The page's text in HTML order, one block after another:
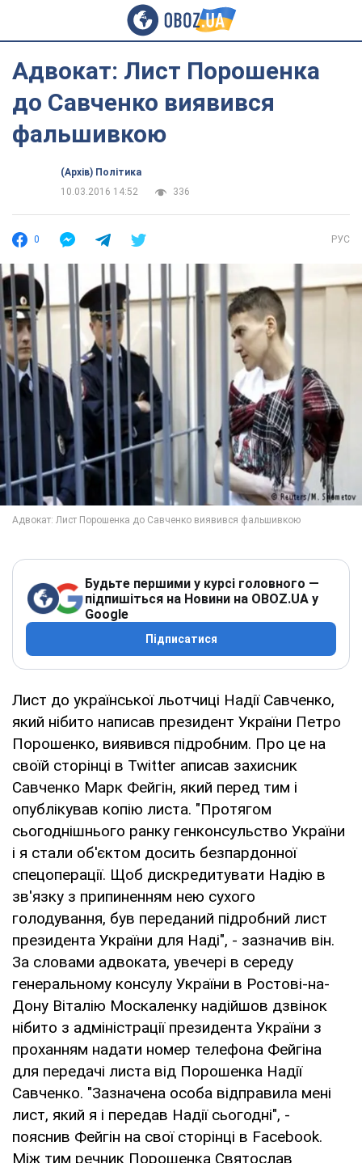
Адвокат: Лист Порошенка
до Савченко виявився
фальшивкою
(Архів) Політика
10.03.2016 14:52
336
0 РУС
Будьте першими у курсі головного —
підпишіться на Новини на OBOZ.UA у
Google
Підписатися
Лист до української льотчиці Надії Савченко,
який нібито написав президент України Петро
Порошенко, виявився підробним. Про це на
своїй сторінці в Twitter аписав захисник
Савченко Марк Фейгін, який перед тим і
опублікував копію листа. "Протягом
сьогоднішнього ранку генконсульство України
і я стали об'єктом досить безпардонної
спецоперації. Щоб дискредитувати Надію в
зв'язку з припиненням нею сухого
голодування, був переданий підробний лист
президента України для Наді", - зазначив він.
За словами адвоката, увечері в середу
генеральному консулу України в Ростові-на-
Дону Віталію Москаленку надійшов дзвінок
нібито з адміністрації президента України з
проханням надати номер телефона Фейгіна
для передачі листа від Порошенка Надії
Савченко. "Зазначена особа відправила мені
лист, який я і передав Надії сьогодні", -
пояснив Фейгін на свої сторінці в Facebook.
Між тим речник Порошенка Святослав